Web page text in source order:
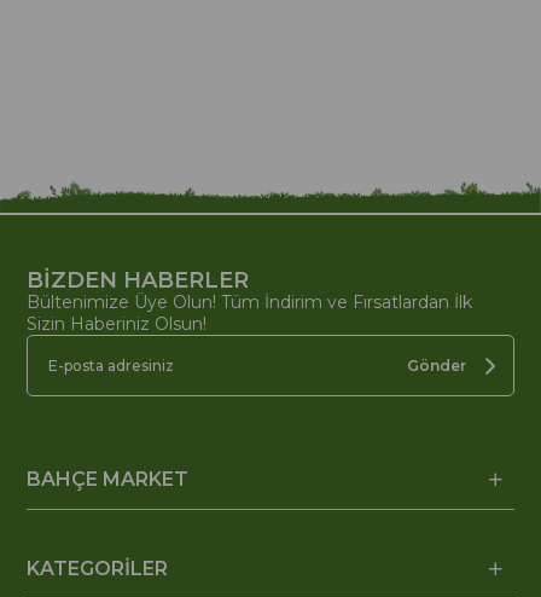
BİZDEN HABERLER
Bültenimize Üye Olun! Tüm İndirim ve Fırsatlardan İlk
Sizin Haberiniz Olsun!
Gönder
BAHÇE MARKET
KATEGORİLER